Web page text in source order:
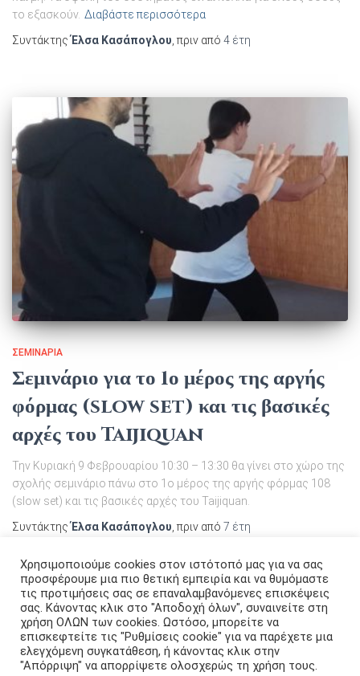
το εξασκούν. Διαβάστε περισσότερα
ΣυντάκτηςΈλσα Κασάπογλου, πριν από 4 έτη
ΣΕΜΙΝΆΡΙΑ
Σεμινάριο για το 1ο μέρος της αργής
φόρμας (slow set) και τις βασικές
αρχές του Taijiquan
Την Κυριακή 9 Φεβρουαρίου 10:30 – 13:30 θα γίνει στο χώρο της
σχολής σεμινάριο πάνω στο 1ο μέρος της αργής φόρμας 108
(slow set) και τις βασικές αρχές του Taijiquan.
ΣυντάκτηςΈλσα Κασάπογλου , πριν από 7 έτη
FACEBOOK YOUTUBE
Χρησιμοποιούμε cookies στον ιστότοπό μας για να σας
προσφέρουμε μια πιο θετική εμπειρία και να θυμόμαστε
τις προτιμήσεις σας σε επαναλαμβανόμενες επισκέψεις
σας. Κάνοντας κλικ στο "Αποδοχή όλων", συναινείτε στη
χρήση ΟΛΩΝ των cookies. Ωστόσο, μπορείτε να
επισκεφτείτε τις "Ρυθμίσεις cookie" για να παρέχετε μια
ελεγχόμενη συγκατάθεση, ή κάνοντας κλικ στην
"Απόρριψη" να απορρίψετε ολοσχερώς τη χρήση τους.